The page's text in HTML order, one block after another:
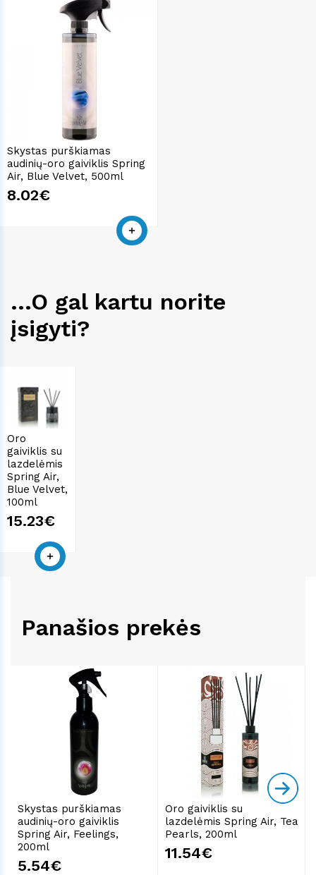
Skystas purškiamas
audinių-oro gaiviklis Spring
Air, Blue Velvet, 500ml
8.02€
...O gal kartu norite
įsigyti?
Oro
gaiviklis su
lazdelėmis
Spring Air,
Blue Velvet,
100ml
15.23€
Panašios prekės
Skystas purškiamas
audinių-oro gaiviklis
Spring Air, Feelings,
200ml
5.54€
Oro gaiviklis su
lazdelėmis Spring Air, Tea
Pearls, 200ml
11.54€